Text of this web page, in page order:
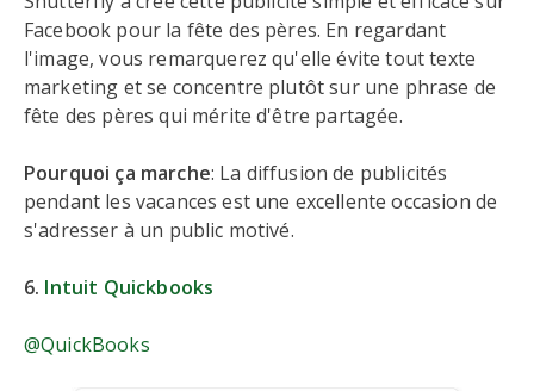
Facebook pour la fête des pères. En regardant
l'image, vous remarquerez qu'elle évite tout texte
marketing et se concentre plutôt sur une phrase de
fête des pères qui mérite d'être partagée.
Pourquoi ça marche: La diffusion de publicités
pendant les vacances est une excellente occasion de
s'adresser à un public motivé.
6. Intuit Quickbooks
@QuickBooks